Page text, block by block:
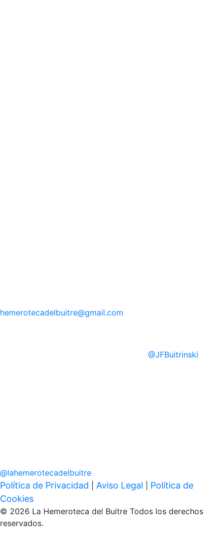
hemerotecadelbuitre@gmail.com
@JFBuitrinski
@lahemerotecadelbuitre
Política de Privacidad Aviso Legal
Política de
Cookies
© 2026 La Hemeroteca del Buitre Todos los derechos
reservados.